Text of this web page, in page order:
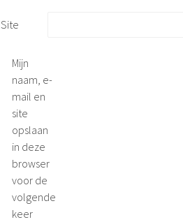
Site
Mijn
naam, e-
mail en
site
opslaan
in deze
browser
voor de
volgende
keer